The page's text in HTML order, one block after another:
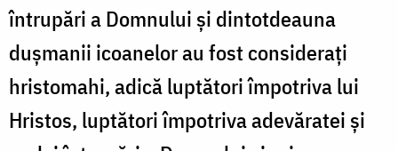
întrupări a Domnului și dintotdeauna
dușmanii icoanelor au fost considerați
hristomahi, adică luptători împotriva lui
Hristos, luptători împotriva adevăratei și